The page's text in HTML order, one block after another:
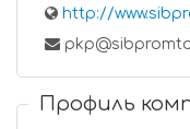
http://
Профиль